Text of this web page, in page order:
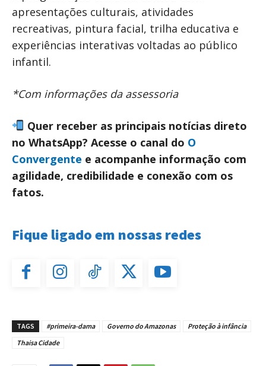
apresentações culturais, atividades
recreativas, pintura facial, trilha educativa e
experiências interativas voltadas ao público
infantil.
*Com informações da assessoria
Quer receber as principais notícias direto
no WhatsApp? Acesse o canal do O
Convergente e acompanhe informação com
agilidade, credibilidade e conexão com os
fatos.
Fique ligado em nossas redes
TAGS #primeira-dama Governo do Amazonas
Proteção à infância
Thaisa Cidade